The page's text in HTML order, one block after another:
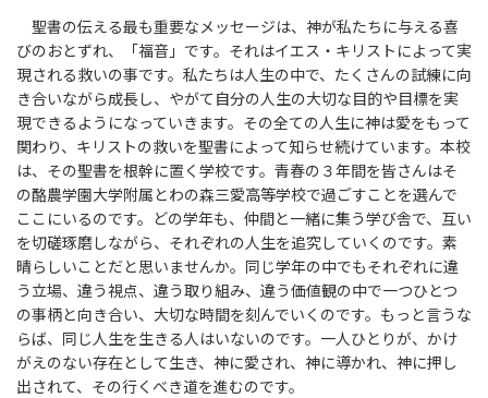
聖書の伝える最も重要なメッセージは、神が私たちに与える喜
びのおとずれ、「福音」です。それはイエス・キリストによって実
現される救いの事です。私たちは人生の中で、たくさんの試練に向
き合いながら成長し、やがて自分の人生の大切な目的や目標を実
現できるようになっていきます。その全ての人生に神は愛をもって
関わり、キリストの救いを聖書によって知らせ続けています。本校
は、その聖書を根幹に置く学校です。青春の３年間を皆さんはそ
の酪農学園大学附属とわの森三愛高等学校で過ごすことを選んで
ここにいるのです。どの学年も、仲間と一緒に集う学び舎で、互い
を切磋琢磨しながら、それぞれの人生を追究していくのです。素
晴らしいことだと思いませんか。同じ学年の中でもそれぞれに違
う立場、違う視点、違う取り組み、違う価値観の中で一つひとつ
の事柄と向き合い、大切な時間を刻んでいくのです。もっと言うな
らば、同じ人生を生きる人はいないのです。一人ひとりが、かけ
がえのない存在として生き、神に愛され、神に導かれ、神に押し
出されて、その行くべき道を進むのです。